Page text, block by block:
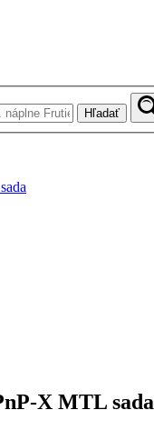
Hľadať
X MTL sada